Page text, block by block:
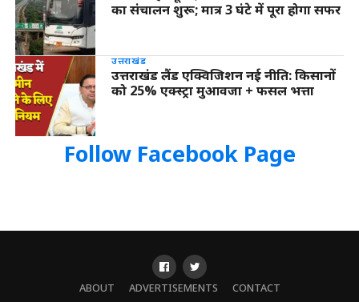
का संचालन शुरू; मात्र 3 घंटे में पूरा होगा सफर
उत्तराखंड
उत्तराखंड लैंड एक्विजिशन नई नीति: किसानों
को 25% एक्स्ट्रा मुआवजा + फसल भत्ता
Follow Facebook Page
ABOUT ADVERTISEMENTS CONTACT